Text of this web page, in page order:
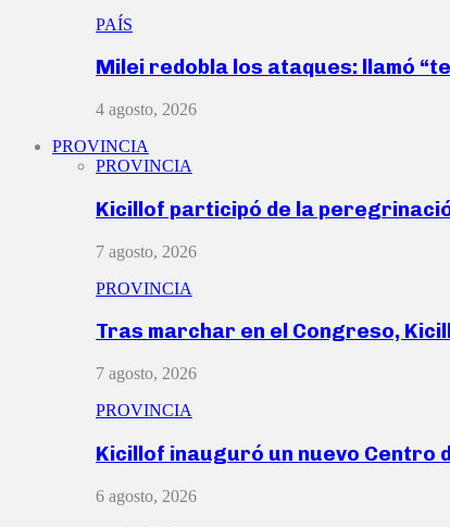
PAÍS
Milei redobla los ataques: llamó
4 agosto, 2026
PROVINCIA
PROVINCIA
Kicillof participó de la
7 agosto, 2026
PROVINCIA
Tras marchar en el Congreso,
7 agosto, 2026
PROVINCIA
Kicillof inauguró un nuevo Centro
6 agosto, 2026